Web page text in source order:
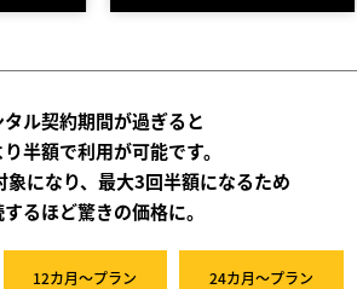
タル契約期間が過ぎると
半額で利用が可能です。
象になり、最大3回半額になるため
るほど驚きの価格に。
12カ月～プラン 24カ月～プラン